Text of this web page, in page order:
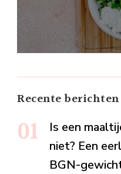
Recente berichten
Is een
niet? Een
BGN-